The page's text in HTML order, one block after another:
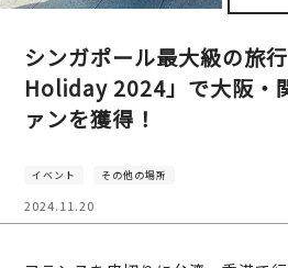
シンガポール最大級の旅
Holiday 2024」で大阪・
ァンを獲得！
イベント その他の場所
2024.11.20